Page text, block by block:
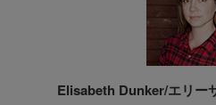
Elisabeth Dunker/エリー